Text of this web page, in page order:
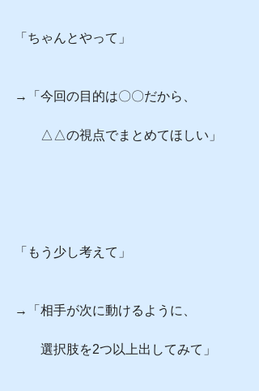
「ちゃんとやって」
→「今回の目的は〇〇だから、
△△の視点でまとめてほしい」
「もう少し考えて」
→「相手が次に動けるように、
選択肢を2つ以上出してみて」